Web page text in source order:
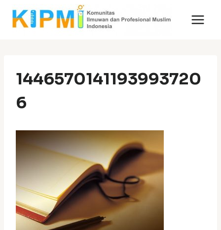
Skip
1446570141193993720
6